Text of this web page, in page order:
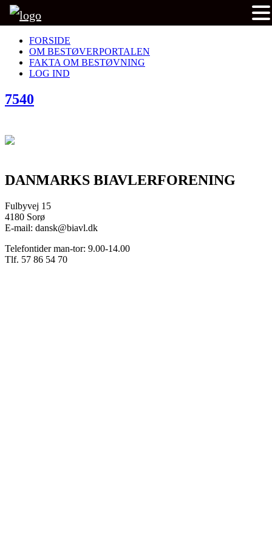
FORSIDE
OM BESTØVERPORTALEN
FAKTA OM BESTØVNING
LOG IND
7540
DANMARKS BIAVLERFORENING
Fulbyvej 15
4180 Sorø
E-mail: dansk@biavl.dk
Telefontider man-tor: 9.00-14.00
Tlf. 57 86 54 70